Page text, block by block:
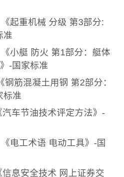
起重机械 分级 第3部分:
准
小艇 防火 第1部分：艇体
-国家标准
筋混凝土用钢 第2部分：
标准
车节油技术评定方法》-
电工术语 电动工具》-国
息安全技术 网上证券交